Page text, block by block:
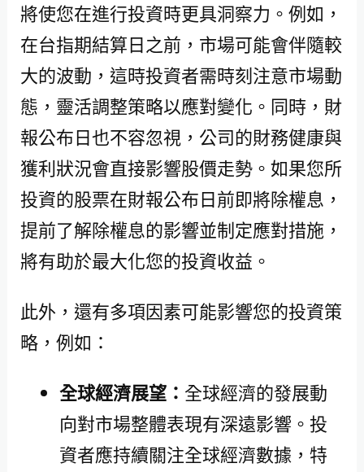
將使您在進行投資時更具洞察力。例如，
在台指期結算日之前，市場可能會伴隨較
大的波動，這時投資者需時刻注意市場動
態，靈活調整策略以應對變化。同時，財
報公布日也不容忽視，公司的財務健康與
獲利狀況會直接影響股價走勢。如果您所
投資的股票在財報公布日前即將除權息，
提前了解除權息的影響並制定應對措施，
將有助於最大化您的投資收益。
此外，還有多項因素可能影響您的投資策
略，例如：
全球經濟展望： 全球經濟的發展動
向對市場整體表現有深遠影響。投
資者應持續關注全球經濟數據，特